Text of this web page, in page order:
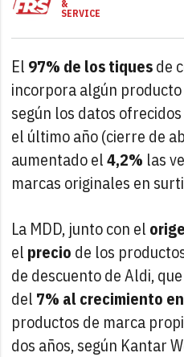
&
SERVICE
El 97% de los tiquesde
incorpora algún producto
según los datos
el último año (cierre de
aumentado el4,2% las
marcas originales en
La MDD, junto con el
el precio de los
de descuento de Aldi,
del 7% al crecimiento
productos de marca
dos años, según Kantar